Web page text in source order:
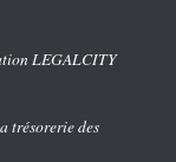
LEGALCITY
trésorerie des